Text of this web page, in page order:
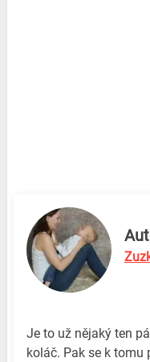
Je to už nějaký ten
koláč. Pak se k